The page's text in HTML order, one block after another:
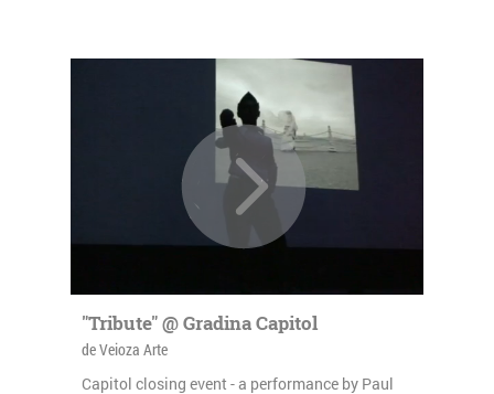
"Tribute" @ Gradina Capitol
de Veioza Arte
Capitol closing event - a performance by Paul